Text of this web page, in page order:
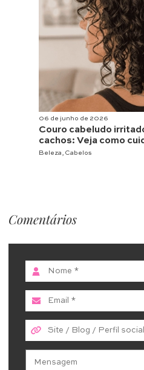
06 de junho de 2026
Couro cabeludo
cachos: Veja como
Beleza , Cabelos
Comentários